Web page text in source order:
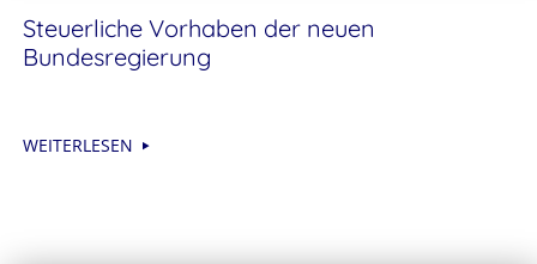
Steuerliche Vorhaben der neuen
Bundesregierung
WEITERLESEN